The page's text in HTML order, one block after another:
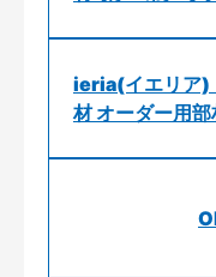
ieria(イエリア)
材 オーダー用部